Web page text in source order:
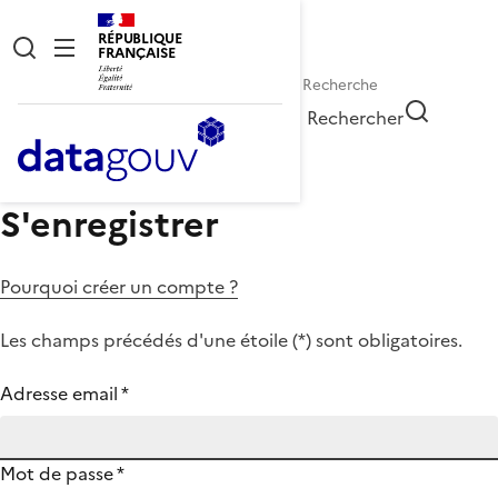
RÉPUBLIQUE
FRANÇAISE
Rechercher
S'enregistrer
Pourquoi créer un compte ?
Les champs précédés d'une étoile (*) sont obligatoires.
Adresse email*
Mot de passe*